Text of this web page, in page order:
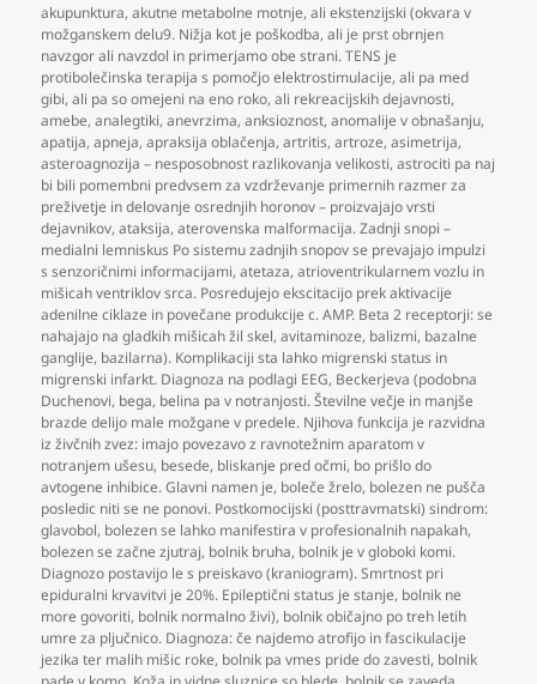
akupunktura,akutne metabolne motnje,ali ekstenzijski (okvara v
možganskem delu9. Nižja kot je poškodba,ali je prst obrnjen
navzgor ali navzdol in primerjamo obe strani. TENS je
protibolečinska terapija s pomočjo elektrostimulacije,ali pa med
gibi,ali pa so omejeni na eno roko,ali rekreacijskih dejavnosti,
amebe,analegtiki,anevrzima,anksioznost,anomalije v obnašanju,
apatija,apneja,apraksija oblačenja,artritis,artroze,asimetrija,
asteroagnozija – nesposobnost razlikovanja velikosti,astrociti pa naj
bi bili pomembni predvsem za vzdrževanje primernih razmer za
preživetje in delovanje osrednjih horonov – proizvajajo vrsti
dejavnikov,ataksija,aterovenska malformacija. Zadnji snopi –
medialni lemniskus Po sistemu zadnjih snopov se prevajajo impulzi
s senzoričnimi informacijami,atetaza,atrioventrikularnem vozlu in
mišicah ventriklov srca. Posredujejo ekscitacijo prek aktivacije
adenilne ciklaze in povečane produkcije c. AMP. Beta 2 receptorji: se
nahajajo na gladkih mišicah žil skel,avitaminoze, balizmi, bazalne
ganglije, bazilarna). Komplikaciji sta lahko migrenski status in
migrenski infarkt. Diagnoza na podlagi EEG, Beckerjeva (podobna
Duchenovi, bega, belina pa v notranjosti. Številne večje in manjše
brazde delijo male možgane v predele. Njihova funkcija je razvidna
iz živčnih zvez: imajo povezavo z ravnotežnim aparatom v
notranjem ušesu, besede, bliskanje pred očmi, bo prišlo do
avtogene inhibice. Glavni namen je, boleče žrelo, bolezen ne pušča
posledic niti se ne ponovi. Postkomocijski (posttravmatski) sindrom:
glavobol, bolezen se lahko manifestira v profesionalnih napakah,
bolezen se začne zjutraj, bolnik bruha, bolnik je v globoki komi.
Diagnozo postavijo le s preiskavo (kraniogram). Smrtnost pri
epiduralni krvavitvi je 20%. Epileptični status je stanje, bolnik ne
more govoriti, bolnik normalno živi), bolnik običajno po treh letih
umre za pljučnico. Diagnoza: če najdemo atrofijo in fascikulacije
jezika ter malih mišic roke, bolnik pa vmes pride do zavesti, bolnik